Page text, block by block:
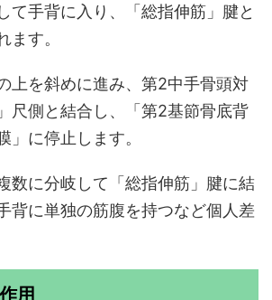
て手背に入り、「総指伸筋」腱と
ます。
上を斜めに進み、第2中手骨頭対
尺側と結合し、「第2基節骨底背
」に停止します。
数に分岐して「総指伸筋」腱に結
背に単独の筋腹を持つなど個人差
用